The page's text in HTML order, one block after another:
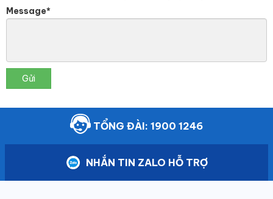
Message*
Gửi
TỔNG ĐÀI: 1900 1246
NHẮN TIN ZALO HỖ TRỢ